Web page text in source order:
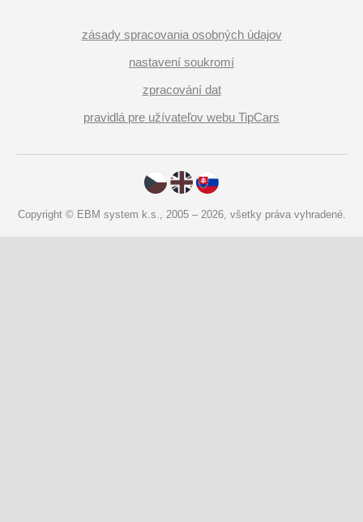
zásady spracovania osobných údajov
nastavení soukromí
zpracování dat
pravidlá pre užívateľov webu TipCars
Copyright © EBM system k.s., 2005 – 2026, všetky práva vyhradené.